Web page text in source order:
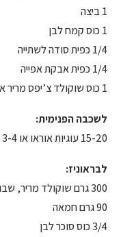
1 ביצה
1 כוס קמח לבן
1/4 כפית סודה לשתייה
1/4 כפית אבקת אפייה
1 כוס שוקולד צ’יפס מריר או 150 גרם שוקולד מריר קצוץ גס
לשכבה הפנימית:
15-20 עוגיות אוראו או 3-4 חבילות מיני אוראו (נמכר כמעט בכל סופר)
לבראוניז:
300 גרם שוקולד מריר, שבור לקוביות או קצוץ גס
90 גרם חמאה
3/4 כוס סוכר לבן